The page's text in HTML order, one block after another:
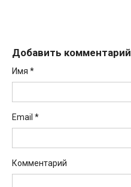
Добавить комментарий
Имя *
Email *
Комментарий